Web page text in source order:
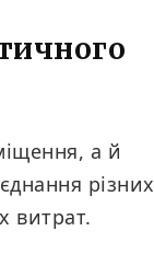
а й
різних
витрат.